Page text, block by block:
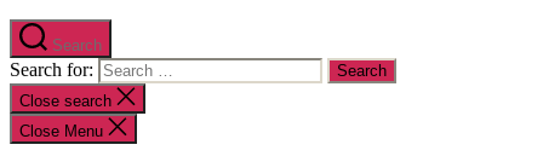
Search
Search for:
Close search
Close Menu